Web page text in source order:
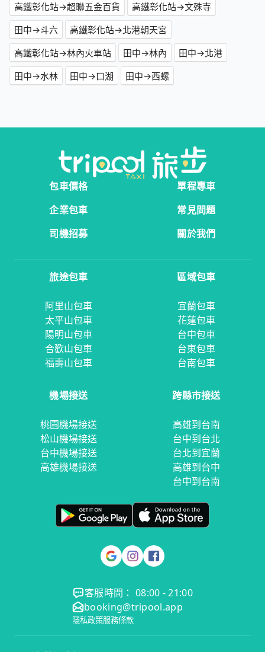
高鐵彰化站→超聯五金百貨
高鐵彰化站→文殊寺
田中→斗六
高鐵彰化站→北港朝天宮
高鐵彰化站→林內火車站
田中→林內
田中→北港
田中→水林
田中→口湖 田中→西螺
包車價格
單程專車
企業包車
常見問題
司機招募
關於我們
旅途包車
阿里山包車
太平山包車
陽明山包車
合歡山包車
福壽山包車
區域包車
宜蘭包車
花蓮包車
台中包車
台東包車
台南包車
機場接送
桃園機場接送
松山機場接送
台中機場接送
高雄機場接送
跨縣市接送
高雄到台南
台中到台北
台北到宜蘭
高雄到台中
台中到台南
客服時間： 08:00 - 21:00
booking@tripool.app
隱私政策服務條款